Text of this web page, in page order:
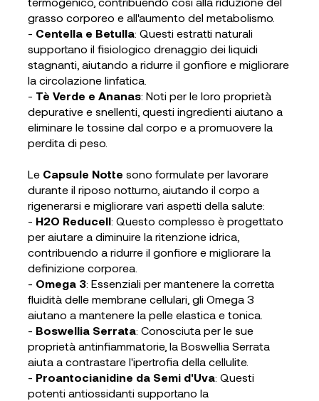
grasso corporeo e all'aumento del metabolismo.
- Centella e Betulla: Questi estratti naturali
supportano il fisiologico drenaggio dei liquidi
stagnanti, aiutando a ridurre il gonfiore e migliorare
la circolazione linfatica.
- Tè Verde e Ananas: Noti per le loro proprietà
depurative e snellenti, questi ingredienti aiutano a
eliminare le tossine dal corpo e a promuovere la
perdita di peso.
Le Capsule Notte sono formulate per lavorare
durante il riposo notturno, aiutando il corpo a
rigenerarsi e migliorare vari aspetti della salute:
- H2O Reducell: Questo complesso è progettato
per aiutare a diminuire la ritenzione idrica,
contribuendo a ridurre il gonfiore e migliorare la
definizione corporea.
- Omega 3: Essenziali per mantenere la corretta
fluidità delle membrane cellulari, gli Omega 3
aiutano a mantenere la pelle elastica e tonica.
- Boswellia Serrata: Conosciuta per le sue
proprietà antinfiammatorie, la Boswellia Serrata
aiuta a contrastare l'ipertrofia della cellulite.
- Proantocianidine da Semi d'Uva: Questi
potenti antiossidanti supportano la